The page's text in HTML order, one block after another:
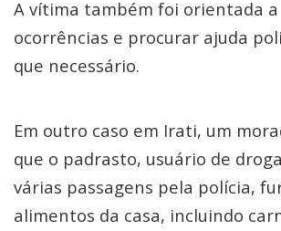
A vítima também foi orientada
ocorrências e procurar ajuda
que necessário.
Em outro caso em Irati, um
que o padrasto, usuário de
várias passagens pela polícia,
alimentos da casa, incluindo